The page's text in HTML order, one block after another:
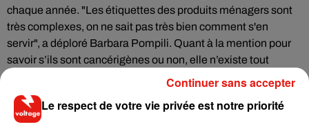
chaque année. "Les étiquettes des produits ménagers sont
très complexes, on ne sait pas très bien comment s'en
servir", a déploré Barbara Pompili. Quant à la mention pour
savoir s’ils sont cancérigènes ou non, elle n’existe tout
simplement pas. Si tout se passe bien, cela changera à partir
de 2022.
Le respect de votre vie privée est notre priorité
Continuer sans accepter